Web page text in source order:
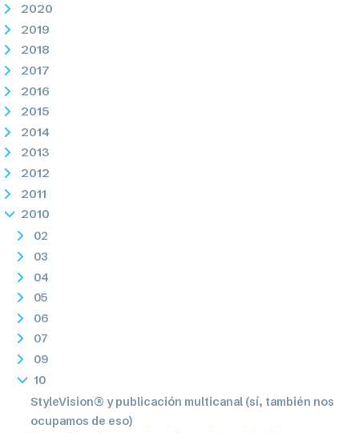
2020
2019
2018
2017
2016
2015
2014
2013
2012
2011
2010
02
03
04
05
06
07
09
10
StyleVision® y publicación multicanal (sí, también nos
ocupamos de eso)